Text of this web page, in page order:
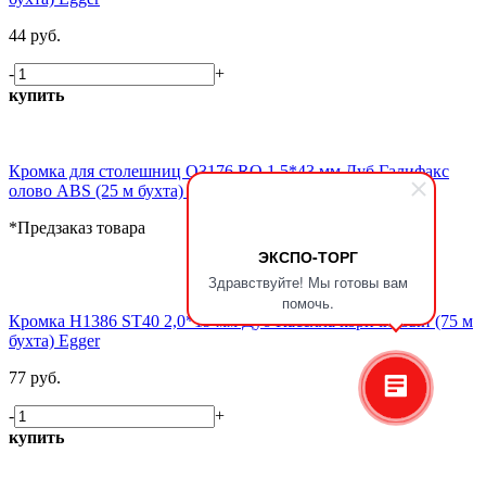
ЭКСПО-ТОРГ
Здравствуйте! Мы готовы вам
помочь.
44 руб.
-
+
купить
Кромка для столешниц Q3176 RO 1,5*43 мм Дуб Галифакс
олово ABS (25 м бухта) Egger
*Предзаказ товара
Кромка H1386 ST40 2,0*19 мм Дуб Каселла коричневый (75 м
бухта) Egger
77 руб.
-
+
купить